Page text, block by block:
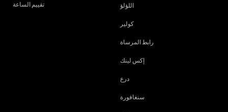
تقييم الساعة اللؤلؤ
كولير
رابط المرساة
إكس لينك
درع
سنغافورة